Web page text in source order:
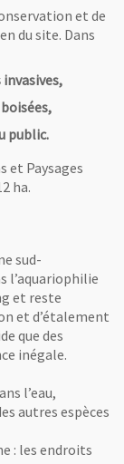
et de
du site. Dans
public.
et Paysages
ha.
sud-
l’aquariophilie
et reste
et d’étalement
que des
inégale.
l’eau,
autres espèces
: les endroits